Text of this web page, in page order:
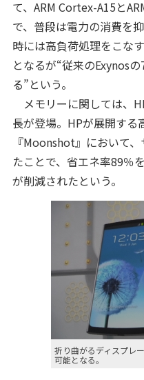
て、ARM Cortex-A15と
で、普段は電力の消費を
時には高負荷処理をこな
となるが“従来のExynos
る”という。
メモリーに関しては、
長が登場。HPが展開する
『Moonshot』において
たことで、省エネ率89％
が削減されたという。
折り曲がるディスプレ
可能となる。